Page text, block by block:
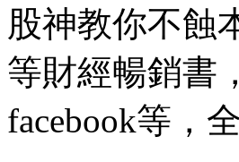
股神教你不蝕
等財經暢銷書
facebook等，